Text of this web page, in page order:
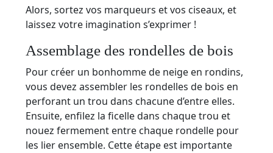
Alors, sortez vos marqueurs et vos ciseaux, et
laissez votre imagination s’exprimer !
Assemblage des rondelles de bois
Pour créer un bonhomme de neige en rondins,
vous devez assembler les rondelles de bois en
perforant un trou dans chacune d’entre elles.
Ensuite, enfilez la ficelle dans chaque trou et
nouez fermement entre chaque rondelle pour
les lier ensemble. Cette étape est importante